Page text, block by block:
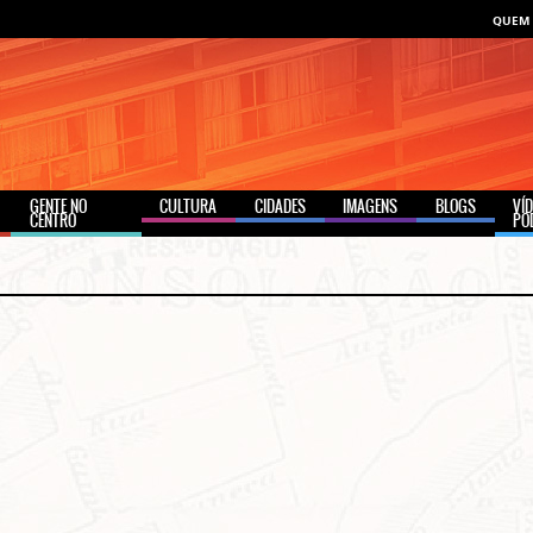
QUEM
GENTE NO
CENTRO
CULTURA CIDADES IMAGENS BLOGS